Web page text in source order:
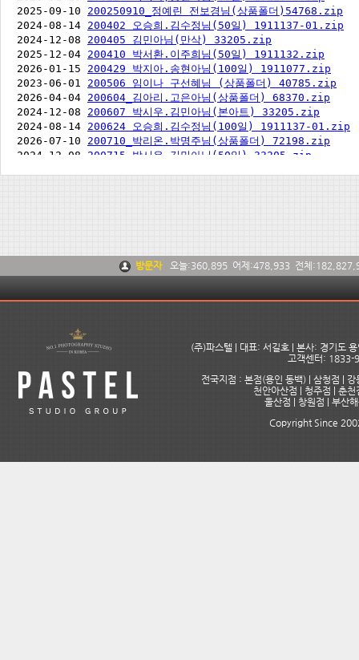
방문자 오늘:360,895 어제:478,933 전체:
(주)파스텔 | 대표: 서길호 | 본사: 경기도
고객센터: 1833-
전국지점 : 본점(용인 동백) | 삼청점 |
천안아산점 | 청주점 | 춘
울산점 | 창원점 | 부산
Copyright Since